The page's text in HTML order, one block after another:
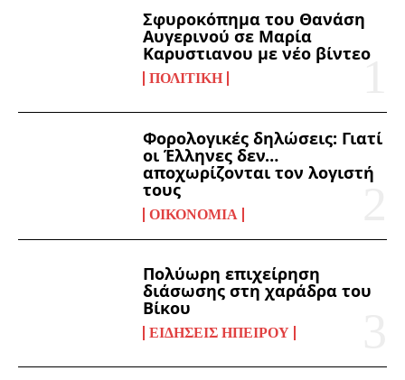
Σφυροκόπημα του Θανάση
Αυγερινού σε Μαρία
Καρυστιανου με νέο βίντεο
ΠΟΛΙΤΙΚΉ
Φορολογικές δηλώσεις: Γιατί
οι Έλληνες δεν…
αποχωρίζονται τον λογιστή
τους
ΟΙΚΟΝΟΜΊΑ
Πολύωρη επιχείρηση
διάσωσης στη χαράδρα του
Βίκου
ΕΙΔΉΣΕΙΣ ΗΠΕΊΡΟΥ